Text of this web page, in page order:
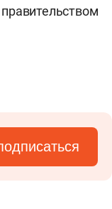
правительством